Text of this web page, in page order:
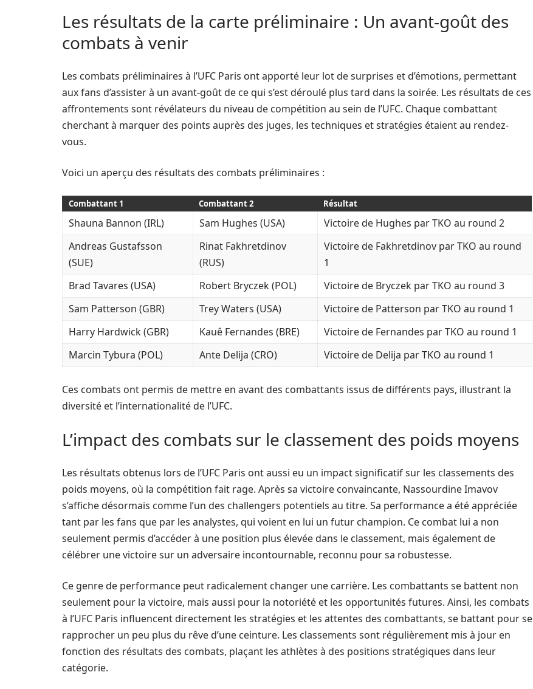
Les résultats de la carte préliminaire : Un avant-goût des
combats à venir
Les combats préliminaires à l’UFC Paris ont apporté leur lot de surprises et d’émotions, permettant
aux fans d’assister à un avant-goût de ce qui s’est déroulé plus tard dans la soirée. Les résultats de ces
affrontements sont révélateurs du niveau de compétition au sein de l’UFC. Chaque combattant
cherchant à marquer des points auprès des juges, les techniques et stratégies étaient au rendez-
vous.
Voici un aperçu des résultats des combats préliminaires :
Combattant 1 Combattant 2 Résultat
Shauna Bannon (IRL) Sam Hughes (USA)
Victoire de Hughes par TKO au round 2
Andreas Gustafsson
(SUE)
Rinat Fakhretdinov
(RUS)
Victoire de Fakhretdinov par TKO au round
1
Brad Tavares (USA)
Robert Bryczek (POL)
Victoire de Bryczek par TKO au round 3
Sam Patterson (GBR)
Trey Waters (USA)
Victoire de Patterson par TKO au round 1
Harry Hardwick (GBR)
Kauê Fernandes (BRE)
Victoire de Fernandes par TKO au round 1
Marcin Tybura (POL)
Ante Delija (CRO) Victoire de Delija par TKO au round 1
Ces combats ont permis de mettre en avant des combattants issus de différents pays, illustrant la
diversité et l’internationalité de l’UFC.
L’impact des combats sur le classement des poids moyens
Les résultats obtenus lors de l’UFC Paris ont aussi eu un impact significatif sur les classements des
poids moyens, où la compétition fait rage. Après sa victoire convaincante, Nassourdine Imavov
s’affiche désormais comme l’un des challengers potentiels au titre. Sa performance a été appréciée
tant par les fans que par les analystes, qui voient en lui un futur champion. Ce combat lui a non
seulement permis d’accéder à une position plus élevée dans le classement, mais également de
célébrer une victoire sur un adversaire incontournable, reconnu pour sa robustesse.
Ce genre de performance peut radicalement changer une carrière. Les combattants se battent non
seulement pour la victoire, mais aussi pour la notoriété et les opportunités futures. Ainsi, les combats
à l’UFC Paris influencent directement les stratégies et les attentes des combattants, se battant pour se
rapprocher un peu plus du rêve d’une ceinture. Les classements sont régulièrement mis à jour en
fonction des résultats des combats, plaçant les athlètes à des positions stratégiques dans leur
catégorie.